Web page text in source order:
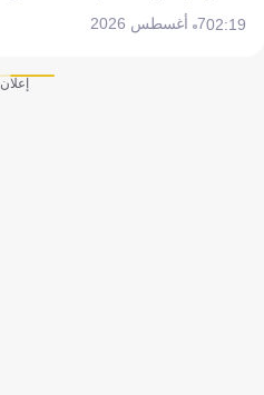
02:197 أغسطس 2026
إعلان